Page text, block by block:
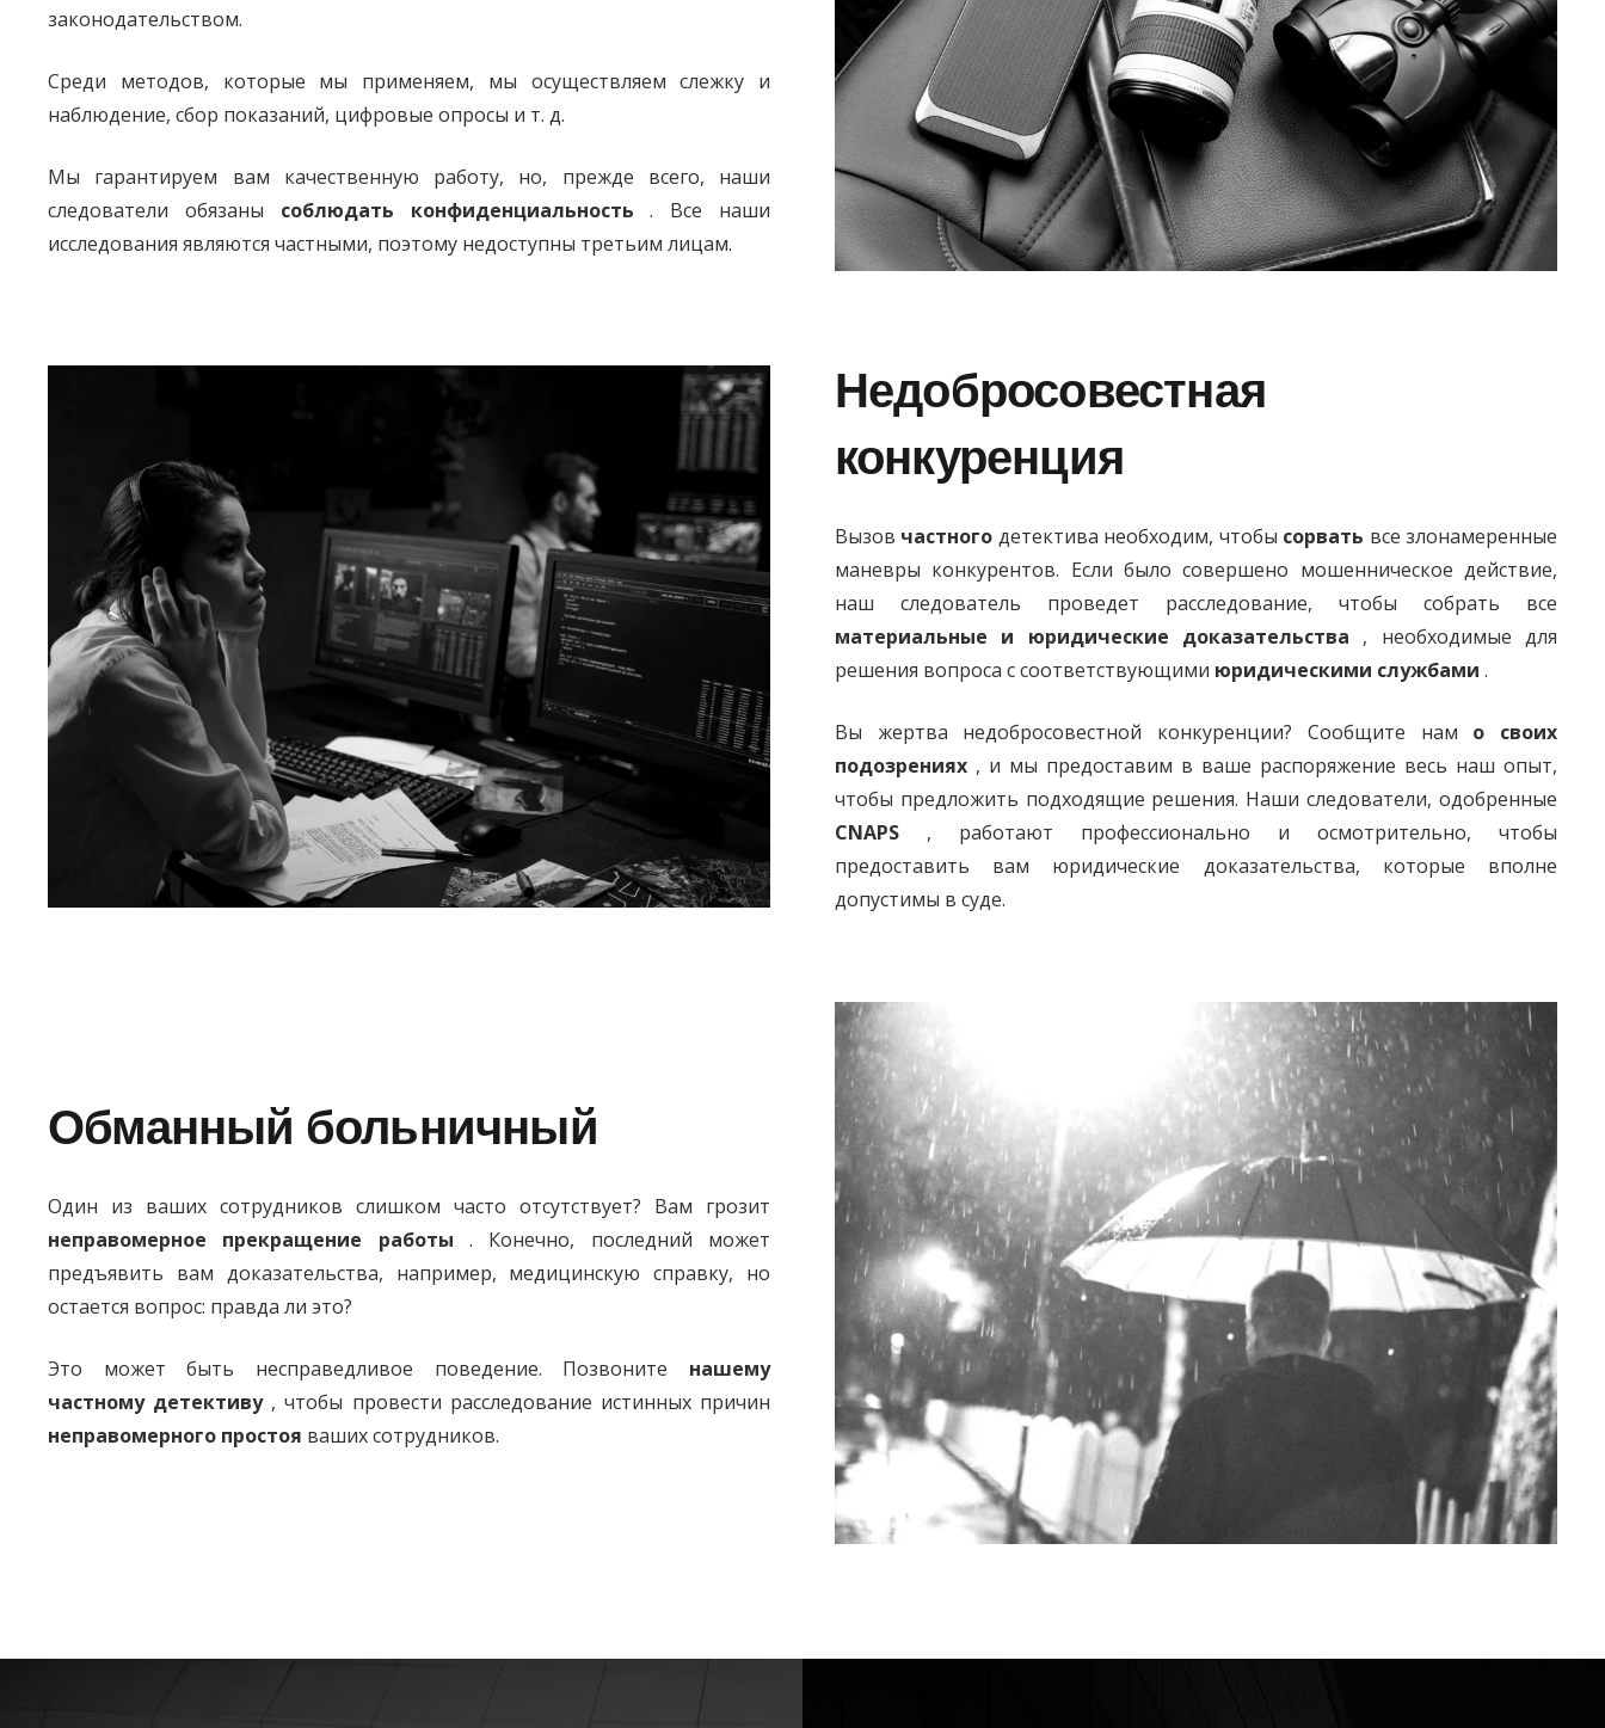
законодательством.
Среди методов, которые мы применяем, мы осуществляем слежку и
наблюдение, сбор показаний, цифровые опросы и т. д.
Мы гарантируем вам качественную работу, но, прежде всего, наши
следователи обязаны соблюдать конфиденциальность . Все наши
исследования являются частными, поэтому недоступны третьим лицам.
Недобросовестная
конкуренция
Вызов частного детектива необходим, чтобы сорвать все злонамеренные
маневры конкурентов. Если было совершено мошенническое действие,
наш следователь проведет расследование, чтобы собрать все
материальные и юридические доказательства , необходимые для
решения вопроса с соответствующими юридическими службами .
Вы жертва недобросовестной конкуренции? Сообщите нам о своих
подозрениях, и мы предоставим в ваше распоряжение весь наш опыт,
чтобы предложить подходящие решения. Наши следователи, одобренные
CNAPS, работают профессионально и осмотрительно, чтобы
предоставить вам юридические доказательства, которые вполне
допустимы в суде.
Обманный больничный
Один из ваших сотрудников слишком часто отсутствует? Вам грозит
неправомерное прекращение работы . Конечно, последний может
предъявить вам доказательства, например, медицинскую справку, но
остается вопрос: правда ли это?
Это может быть несправедливое поведение. Позвоните нашему
частному детективу, чтобы провести расследование истинных причин
неправомерного простоя ваших сотрудников.